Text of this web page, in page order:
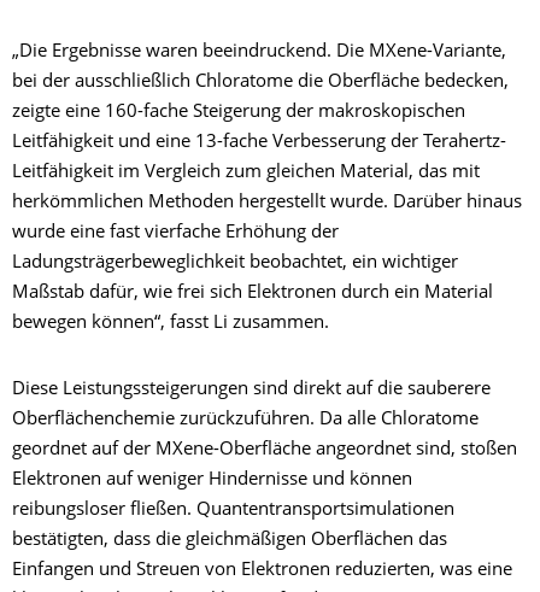
„Die Ergebnisse waren beeindruckend. Die MXene-Variante,
bei der ausschließlich Chloratome die Oberfläche bedecken,
zeigte eine 160-fache Steigerung der makroskopischen
Leitfähigkeit und eine 13-fache Verbesserung der Terahertz-
Leitfähigkeit im Vergleich zum gleichen Material, das mit
herkömmlichen Methoden hergestellt wurde. Darüber hinaus
wurde eine fast vierfache Erhöhung der
Ladungsträgerbeweglichkeit beobachtet, ein wichtiger
Maßstab dafür, wie frei sich Elektronen durch ein Material
bewegen können“, fasst Li zusammen.
Diese Leistungssteigerungen sind direkt auf die sauberere
Oberflächenchemie zurückzuführen. Da alle Chloratome
geordnet auf der MXene-Oberfläche angeordnet sind, stoßen
Elektronen auf weniger Hindernisse und können
reibungsloser fließen. Quantentransportsimulationen
bestätigten, dass die gleichmäßigen Oberflächen das
Einfangen und Streuen von Elektronen reduzierten, was eine